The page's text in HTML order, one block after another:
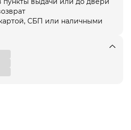
СБП или наличными